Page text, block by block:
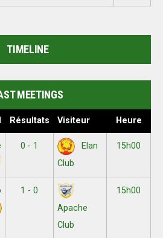
TIMELINE
MEETINGS
Résultats Visiteur Heure
0 - 1
Elan
Club
15h00
1 - 0
Apache
Club
15h00